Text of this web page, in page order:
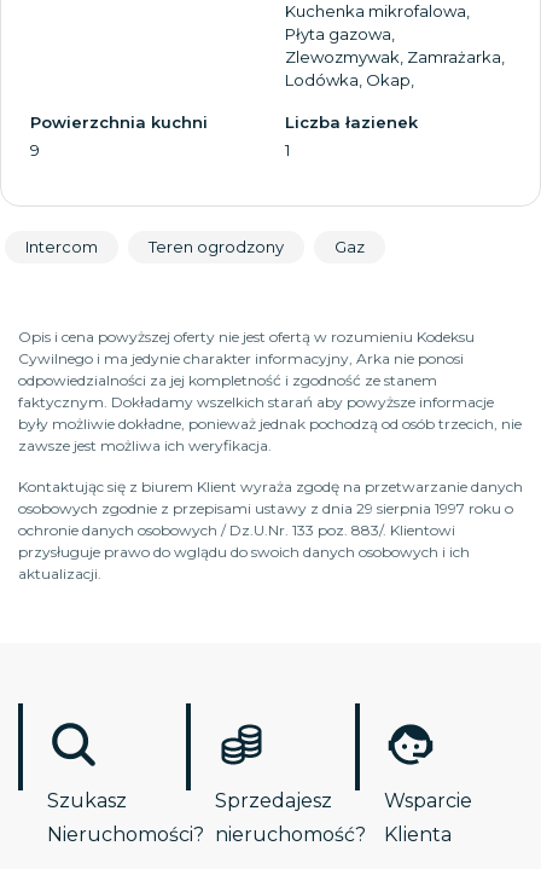
Kuchenka mikrofalowa,
Płyta gazowa,
Zlewozmywak, Zamrażarka,
Lodówka, Okap,
Powierzchnia kuchni
9
Liczba łazienek
1
Intercom Teren ogrodzony Gaz
Opis i cena powyższej oferty nie jest ofertą w rozumieniu Kodeksu
Cywilnego i ma jedynie charakter informacyjny, Arka nie ponosi
odpowiedzialności za jej kompletność i zgodność ze stanem
faktycznym. Dokładamy wszelkich starań aby powyższe informacje
były możliwie dokładne, ponieważ jednak pochodzą od osób trzecich, nie
zawsze jest możliwa ich weryfikacja.
Kontaktując się z biurem Klient wyraża zgodę na przetwarzanie danych
osobowych zgodnie z przepisami ustawy z dnia 29 sierpnia 1997 roku o
ochronie danych osobowych / Dz.U.Nr. 133 poz. 883/. Klientowi
przysługuje prawo do wglądu do swoich danych osobowych i ich
aktualizacji.
Szukasz
Nieruchomości?
Sprzedajesz
nieruchomość?
Wsparcie
Klienta